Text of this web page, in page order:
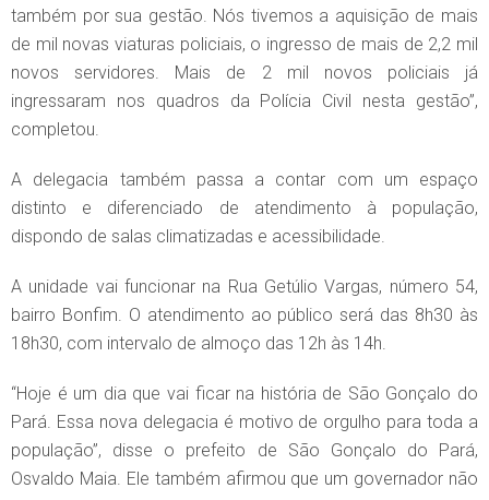
também por sua gestão. Nós tivemos a aquisição de mais
de mil novas viaturas policiais, o ingresso de mais de 2,2 mil
novos servidores. Mais de 2 mil novos policiais já
ingressaram nos quadros da Polícia Civil nesta gestão”,
completou.
A delegacia também passa a contar com um espaço
distinto e diferenciado de atendimento à população,
dispondo de salas climatizadas e acessibilidade.
A unidade vai funcionar na Rua Getúlio Vargas, número 54,
bairro Bonfim. O atendimento ao público será das 8h30 às
18h30, com intervalo de almoço das 12h às 14h.
“Hoje é um dia que vai ficar na história de São Gonçalo do
Pará. Essa nova delegacia é motivo de orgulho para toda a
população”, disse o prefeito de São Gonçalo do Pará,
Osvaldo Maia. Ele também afirmou que um governador não